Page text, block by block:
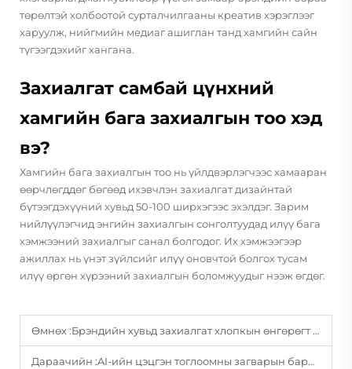
төрөлтэй холбоотой сурталчилгааны креатив хэрэглээг
харуулж, нийгмийн медиаг ашиглан танд хамгийн сайн
түгээгдэхийг хангана.
Захиалгат самбай цүнхний
хамгийн бага захиалгын тоо хэд
вэ?
Хамгийн бага захиалгын тоо нь үйлдвэрлэгчээс хамааран
өөрчлөгддөг бөгөөд ихэвчлэн захиалгат дизайнтай
бүтээгдэхүүний хувьд 50-100 ширхэгээс эхэлдэг. Зарим
нийлүүлэгчид энгийн захиалгын сонголтуудад илүү бага
хэмжээний захиалгыг санал болгодог. Их хэмжээгээр
ажиллах нь үнэт зүйлсийг илүү оновчтой болгох тусам
илүү өргөн хүрээний захиалгын боломжуудыг нээж өгдөг.
Өмнөх :Брэндийн хувьд захиалгат хлопкын өнгөрөгт цаасан бичүү: Хувиарлалтын ашиг ба боломж
Дараачийн :AI-ийн цэцгэн тоглоомны загварын баримт бичигт бүрэн хангах арга зам